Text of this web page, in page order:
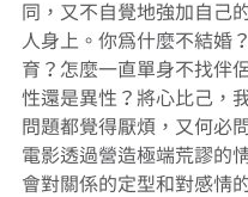
同，又不自覺地強加自己
人身上。你為什麼不結婚
育？怎麼一直單身不找伴
性還是異性？將心比己，
問題都覺得厭煩，又何必
電影透過營造極端荒謬的
會對關係的定型和對感情